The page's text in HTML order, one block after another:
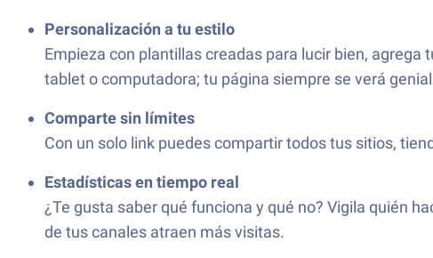
Personalización a tu estilo
Empieza con plantillas creadas para lucir bien,
tablet o computadora; tu página siempre se verá
Comparte sin límites
Con un solo link puedes compartir todos tus sitios,
Estadísticas en tiempo real
¿Te gusta saber qué funciona y qué no? Vigila quién
de tus canales atraen más visitas.